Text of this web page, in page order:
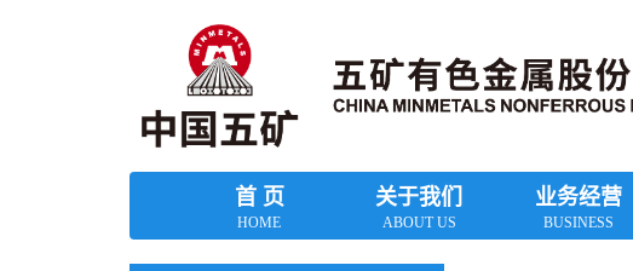
首 页
HOME
关于我们
ABOUT US
业务经营
BUSINESS